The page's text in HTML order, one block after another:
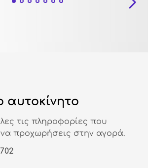
αυτοκίνητο
τις πληροφορίες που
να προχωρήσεις στην αγορά.